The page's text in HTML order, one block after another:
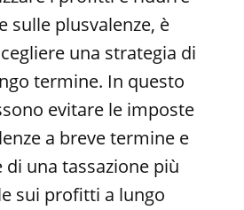
sulle plusvalenze, è
una strategia di
termine. In questo
evitare le imposte
a breve termine e
di una tassazione più
sui profitti a lungo